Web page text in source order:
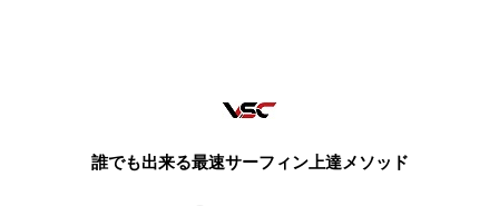
誰でも出来る最速サーフィン上達メソッド